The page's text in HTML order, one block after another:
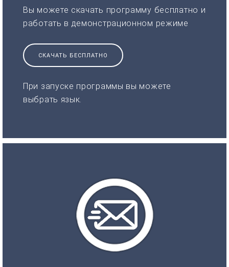
Вы можете скачать программу бесплатно и
работать в демонстрационном режиме
СКАЧАТЬ БЕСПЛАТНО
При запуске программы вы можете
выбрать язык.